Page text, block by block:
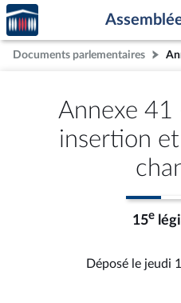
Aller au contenu
Aller en bas de la page
Accèder
à la
page
d'accueil
Documents parlementaires
Annexe 41
insertion
15e
Déposé le jeudi